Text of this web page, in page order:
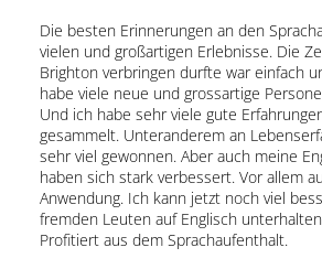
Die besten Erinnerungen an den
vielen und großartigen Erlebnisse. Die
Brighton verbringen durfte war einfach
habe viele neue und grossartige
Und ich habe sehr viele gute
gesammelt. Unteranderem an
sehr viel gewonnen. Aber auch meine
haben sich stark verbessert. Vor allem
Anwendung. Ich kann jetzt noch viel
fremden Leuten auf Englisch
Profitiert aus dem Sprachaufenthalt.